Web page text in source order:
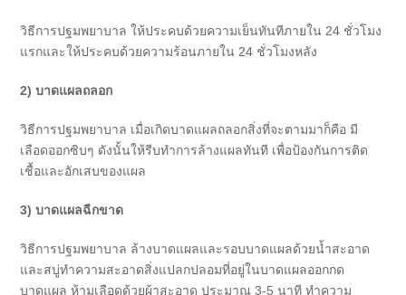
วิธีการปฐมพยาบาล ให้ประคบด้วยความเย็นทันทีภายใน 24 ชั่วโมง
แรกและให้ประคบด้วยความร้อนภายใน 24 ชั่วโมงหลัง
2)บาดแผลถลอก
วิธีการปฐมพยาบาล เมื่อเกิดบาดแผลถลอกสิ่งที่จะตามมาก็คือ มี
เลือดออกซิบๆ ดังนั้นให้รีบทำการล้างแผลทันที เพื่อป้องกันการติด
เชื้อและอักเสบของแผล
3)บาดแผลฉีกขาด
วิธีการปฐมพยาบาล ล้างบาดแผลและรอบบาดแผลด้วยน้ำสะอาด
และสบู่ทำความสะอาดสิ่งแปลกปลอมที่อยู่ในบาดแผลออกกด
บาดแผล ห้ามเลือดด้วยผ้าสะอาด ประมาณ 3-5 นาที ทำความ